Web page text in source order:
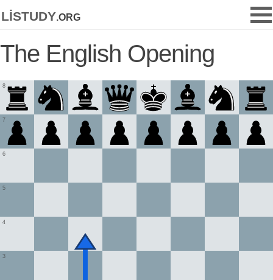
listudy.org
The English Opening
3
4
5
6
7
8